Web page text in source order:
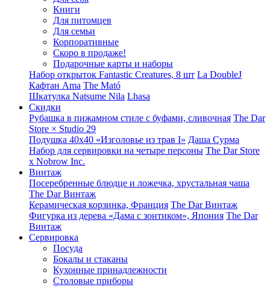
Книги
Для питомцев
Для семьи
Корпоративные
Скоро в продаже!
Подарочные карты и наборы
Набор открыток Fantastic Creatures, 8 шт La DoubleJ
Кафтан Ama The Mató
Шкатулка Natsume Nila Lhasa
Скидки
Рубашка в пижамном стиле с буфами, сливочная The Dar
Store × Studio 29
Подушка 40x40 «Изголовье из трав I» Даша Сурма
Набор для сервировки на четыре персоны The Dar Store
х Nobrow Inc.
Винтаж
Посеребренные блюдце и ложечка, хрустальная чаша
The Dar Винтаж
Керамическая корзинка, Франция The Dar Винтаж
Фигурка из дерева «Дама с зонтиком», Япония The Dar
Винтаж
Сервировка
Посуда
Бокалы и стаканы
Кухонные принадлежности
Столовые приборы